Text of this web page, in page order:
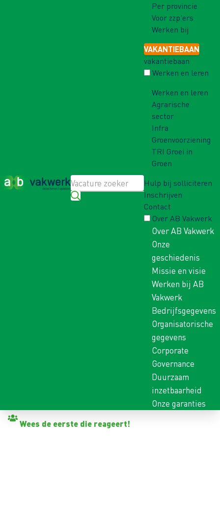
Per provincie
Voor zzp'ers
Werken bij
VAKANTIEBAAN
vakantiebaan
Werken en leren
Werken en leren
Agrarische
sector
Infra
Groenvoorziening
TRI Groei in
Groen
Hulp bij solliciteren
Inschrijven
Contact
Over AB Vakwerk
Over AB Vakwerk
Onze
geschiedenis
Missie en visie
Werken bij AB
Vakwerk
Bedrijfsgegevens
Organisatorische
gegevens
Corporate
Governance
Duurzaam
inzetbaarheid
Onze garanties
Wees de eerste die reageert!